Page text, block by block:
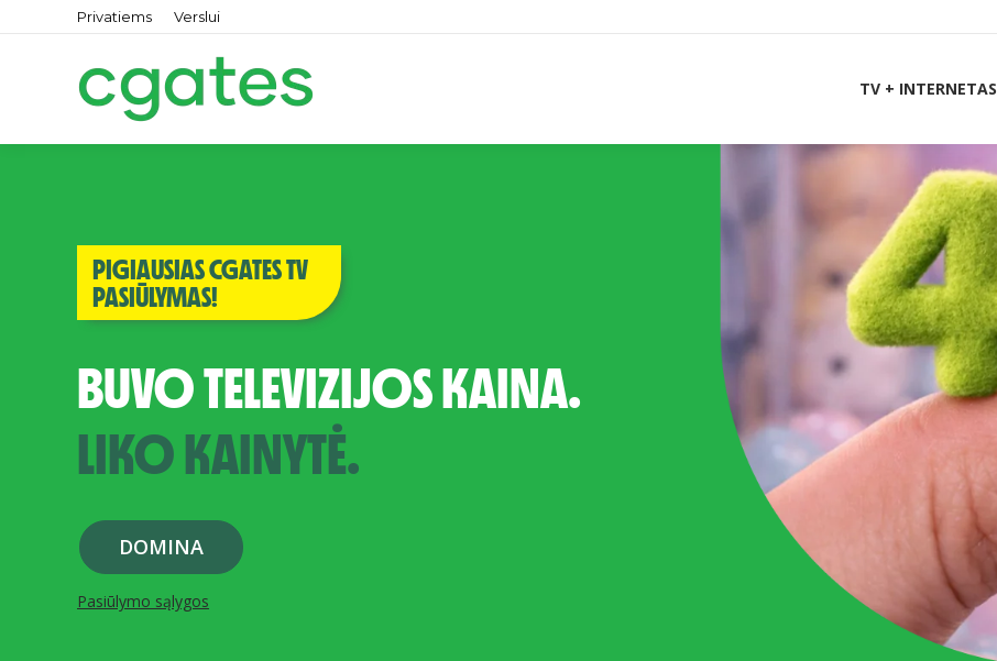
Privatiems Verslui
TV + INTERNETAS
PIGIAUSIAS CGATES TV
PASIŪLYMAS!
BUVO TELEVIZIJOS KAINA.
LIKO KAINYTĖ.
DOMINA
Pasiūlymo sąlygos